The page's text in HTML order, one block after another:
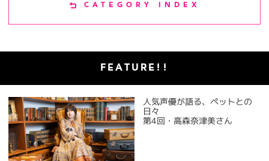
CATEGORY INDEX
FEATURE!!
人気声優が語る、ペットとの
日々
第4回・高森奈津美さん